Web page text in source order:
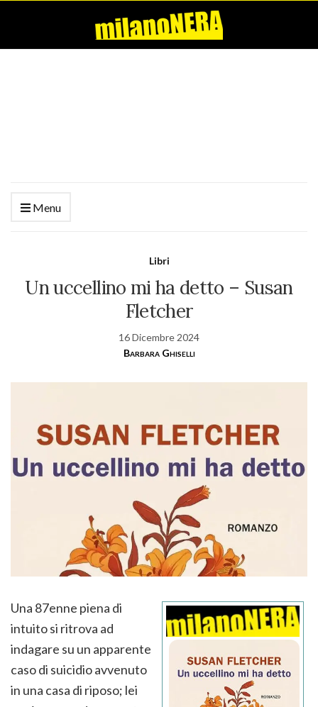
Menu
Libri
Un uccellino mi ha detto – Susan
Fletcher
16 Dicembre 2024
Barbara Ghiselli
Una 87enne piena di
intuito si ritrova ad
indagare su un apparente
caso di suicidio avvenuto
in una casa di riposo; lei